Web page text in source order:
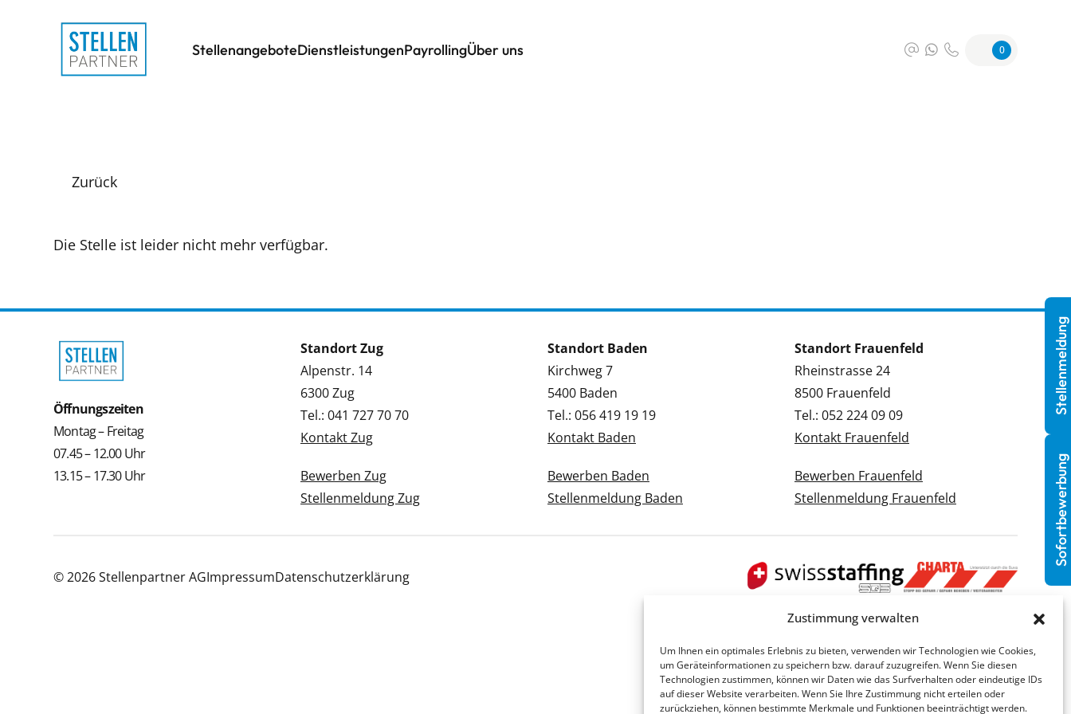
Zustimmung verwalten
Um Ihnen ein optimales Erlebnis zu bieten, verwenden wir Technologien wie Cookies,
um Geräteinformationen zu speichern bzw. darauf zuzugreifen. Wenn Sie diesen
Technologien zustimmen, können wir Daten wie das Surfverhalten oder eindeutige IDs
auf dieser Website verarbeiten. Wenn Sie Ihre Zustimmung nicht erteilen oder
zurückziehen, können bestimmte Merkmale und Funktionen beeinträchtigt werden.
StellenangeboteDienstleistungenPayrollingÜber uns 0
Zurück
Die Stelle ist leider nicht mehr verfügbar.
Öffnungszeiten
Montag – Freitag
07.45 – 12.00 Uhr
13.15 – 17.30 Uhr
Standort Zug
Alpenstr. 14
6300 Zug
Tel.: 041 727 70 70
Kontakt Zug
Bewerben Zug
Stellenmeldung Zug
Standort Baden
Kirchweg 7
5400 Baden
Tel.: 056 419 19 19
Kontakt Baden
Bewerben Baden
Stellenmeldung Baden
Standort Frauenfeld
Rheinstrasse 24
8500 Frauenfeld
Tel.: 052 224 09 09
Kontakt Frauenfeld
Bewerben Frauenfeld
Stellenmeldung Frauenfeld
© 2026 Stellenpartner AGImpressumDatenschutzerklärung
Sofortbewerbung
Stellenmeldung